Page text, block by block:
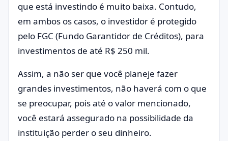
que está investindo é muito baixa. Contudo,
em ambos os casos, o investidor é protegido
pelo FGC (Fundo Garantidor de Créditos), para
investimentos de até R$ 250 mil.
Assim, a não ser que você planeje fazer
grandes investimentos, não haverá com o que
se preocupar, pois até o valor mencionado,
você estará assegurado na possibilidade da
instituição perder o seu dinheiro.